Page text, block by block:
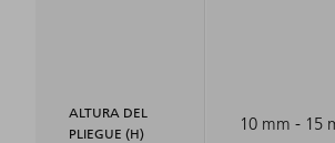
ALTURA DEL
PLIEGUE (H)
10 mm - 15